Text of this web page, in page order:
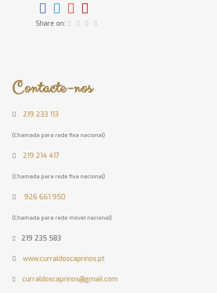
Share on:
Contacte-nos
219 233 113
(Chamada para rede fixa nacional)
219 214 417
(Chamada para rede fixa nacional)
926 661 950
(Chamada para rede móvel nacional)
219 235 583
www.curraldoscaprinos.pt
curraldoscaprinos@gmail.com